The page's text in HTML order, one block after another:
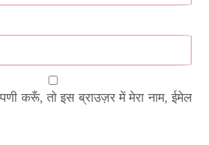
करूँ, तो इस ब्राउज़र में मेरा नाम, ईमेल